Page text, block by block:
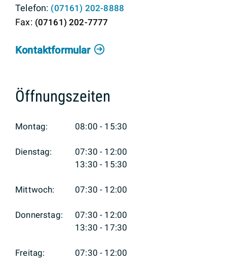
(071 61) 202-8888
(071 61) 202-7777
Kontaktformular
Öffnungszeiten
Montag: 08:00 - 15:30
Dienstag:
07:30 - 12:00
13:30 - 15:30
Mittwoch: 07:30 - 12:00
Donnerstag:
07:30 - 12:00
13:30 - 17:30
Freitag: 07:30 - 12:00